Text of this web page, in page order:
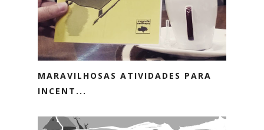
MARAVILHOSAS ATIVIDADES PARA
INCENT...